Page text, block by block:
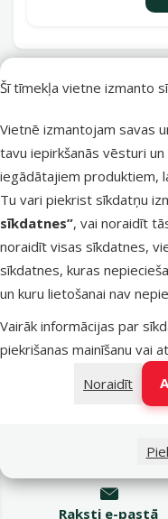
Šī tīmekļa vietne izmanto
Vietnē izmantojam savas
tavu iepirkšanās vēsturi
iegādātajiem produktiem,
Tu vari piekrist sīkdatņu
sīkdatnes”, vai noraidīt
noraidīt visas sīkdatnes,
sīkdatnes, kuras
un kuru lietošanai nav
Vairāk informācijas par
piekrišanas mainīšanu vai
Noraidīt
Latvijas Pasts
LATVIJAS
OMNIVA
DPD Pickup tīkls
Raksti e-pastā